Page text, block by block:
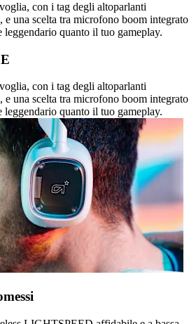
con i tag degli altoparlanti
e una scelta tra microfono boom integrato
leggendario quanto il tuo gameplay.
con i tag degli altoparlanti
e una scelta tra microfono boom integrato
leggendario quanto il tuo gameplay.